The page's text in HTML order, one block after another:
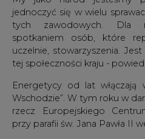
jednoczyć się w wielu
tych zawodowych. Dla
spotkaniem osób, które
uczelnie, stowarzyszenia.
tej społeczności kraju -
Energetycy od lat włączają
Wschodzie”. W tym roku w
rzecz Europejskiego
przy parafii św. Jana Pawła II